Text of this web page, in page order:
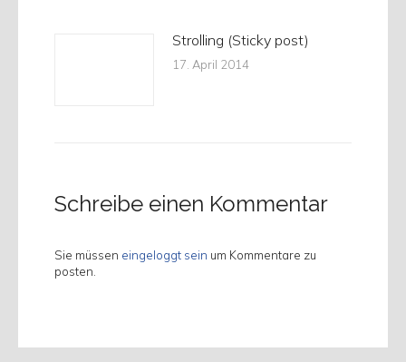
Strolling (Sticky post)
17. April 2014
Schreibe einen Kommentar
Sie müssen eingeloggt sein um Kommentare zu
posten.